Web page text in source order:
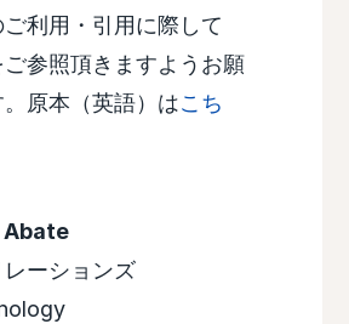
利用・引用に際して
参照頂きますようお願
原本（英語）はこち
ーションズ